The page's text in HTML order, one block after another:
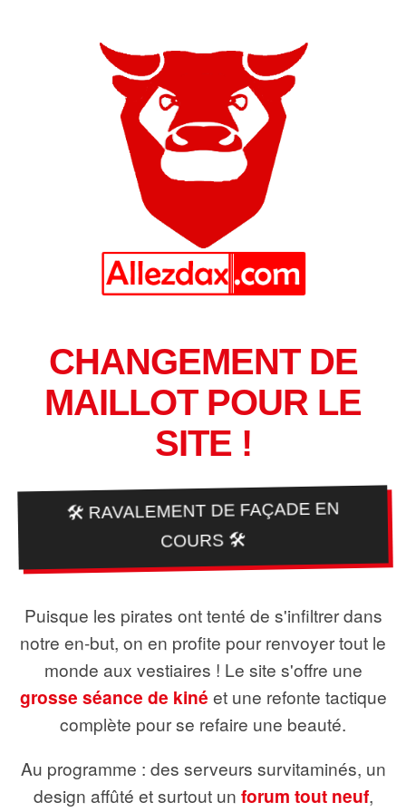
CHANGEMENT DE
MAILLOT POUR LE
SITE !
🛠️ RAVALEMENT DE FAÇADE EN
COURS 🛠️
Puisque les pirates ont tenté de s'infiltrer dans
notre en-but, on en profite pour renvoyer tout le
monde aux vestiaires ! Le site s'offre une
grosse séance de kiné et une refonte tactique
complète pour se refaire une beauté.
Au programme : des serveurs survitaminés, un
design affûté et surtout un forum tout neuf,